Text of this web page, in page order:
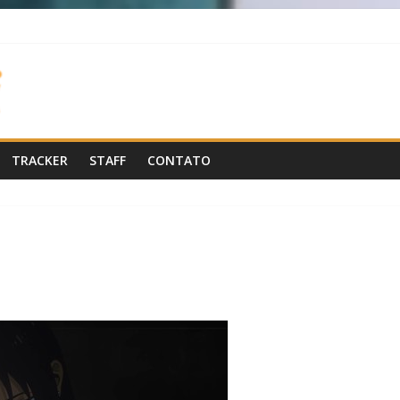
TRACKER STAFF CONTATO